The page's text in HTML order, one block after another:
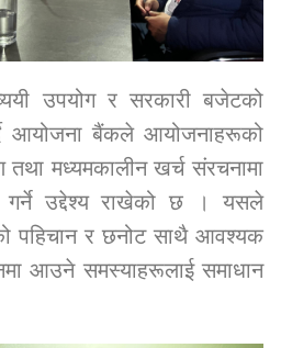
उपयोग र सरकारी बजेटको
आयोजना बैंकले आयोजनाहरूको
तथा मध्यमकालीन खर्च संरचनामा
गर्ने उद्देश्य राखेको छ । यसले
पहिचान र छनोट साथै आवश्यक
आउने समस्याहरूलाई समाधान